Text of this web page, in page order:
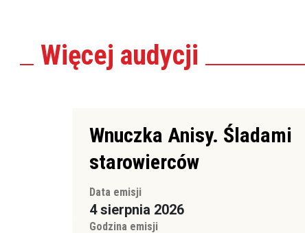
Więcej audycji
Wnuczka Anisy. Śladami
starowierców
Data emisji
4 sierpnia 2026
Godzina emisji